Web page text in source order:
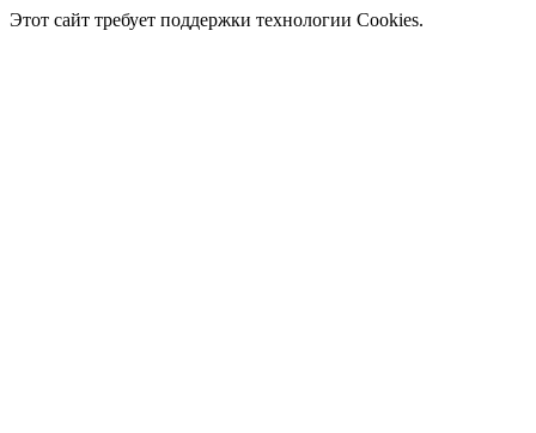
Этот сайт требует поддержки технологии Cookies.